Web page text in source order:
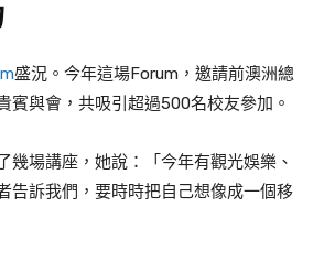
盛況。今年這場Forum ，邀請前澳洲總
賓與會，共吸引超過500名校友參加。
幾場講座，她說：「今年有觀光娛樂、
告訴我們，要時時把自己想像成一個移